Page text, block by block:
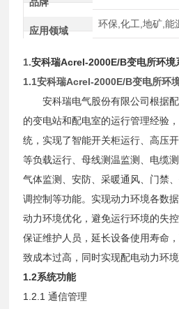
应用领域
环保,化工,地矿,能
1.安科瑞Acrel-2000E/B变电所环境
1.1安科瑞Acrel-2000E/B变电所环
安科瑞电气股份有限公司根据
的变电站和配电室的运行管理经验
统，实现了智能开关柜运行、高压
等负载运行、母线测温监测、电缆
气体监测、安防、采暖通风、门禁
调控制等功能。实现动力环境各数
动力环境优化，避免运行环境的失
保证维护人员，延长设备使用寿命
致成本过高，同时实现配电动力环
1.2系统功能
1.2.1 通信管理